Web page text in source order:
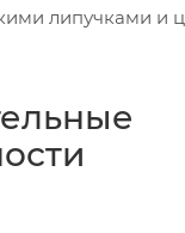
липучками и